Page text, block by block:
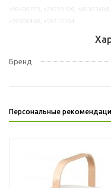
Бренд
Персональные